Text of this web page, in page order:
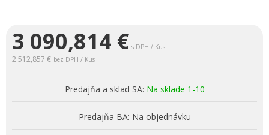
3 090,814 € s DPH / Kus
2 512,857 € bez DPH / Kus
Predajňa a sklad SA: Na sklade 1-10
Predajňa BA: Na objednávku